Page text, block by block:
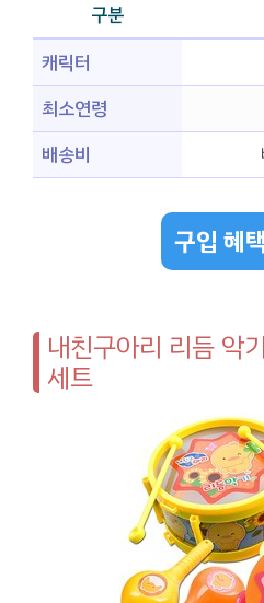
구분
캐릭터
최소연령
배송비
구입 혜
내친구아리 리듬 악
세트